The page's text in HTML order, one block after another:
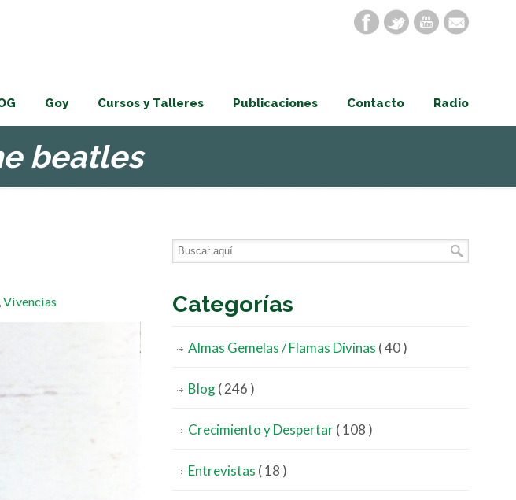
Goy Cursos y Talleres Publicaciones Contacto Radio
beatles
,Vivencias Categorías
Almas Gemelas / Flamas Divinas ( 40 )
Blog( 246 )
Crecimiento y Despertar( 108 )
Entrevistas ( 18 )